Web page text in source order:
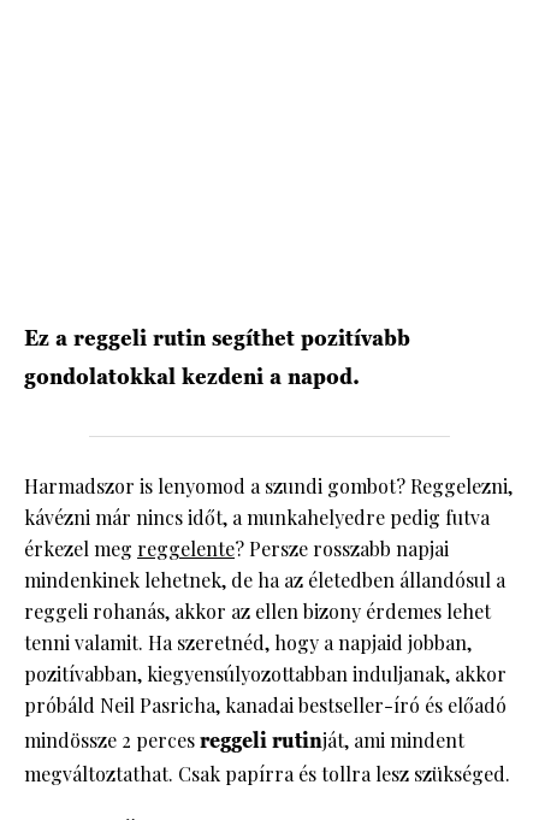
Ez a reggeli rutin segíthet pozitívabb
gondolatokkal kezdeni a napod.
Harmadszor is lenyomod a szundi gombot? Reggelezni,
kávézni már nincs időt, a munkahelyedre pedig futva
érkezel meg reggelente? Persze rosszabb napjai
mindenkinek lehetnek, de ha az életedben állandósul a
reggeli rohanás, akkor az ellen bizony érdemes lehet
tenni valamit. Ha szeretnéd, hogy a napjaid jobban,
pozitívabban, kiegyensúlyozottabban induljanak, akkor
próbáld Neil Pasricha, kanadai bestseller-író és előadó
mindössze 2 percesreggeli rutinját, ami mindent
megváltoztathat. Csak papírra és tollra lesz szükséged.